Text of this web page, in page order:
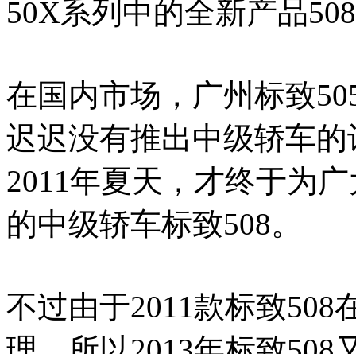
50X系列中的全新产品
在国内市场，广州标致
迟迟没有推出中级轿车
2011年夏天，才终于为
的中级轿车标致508。
不过由于2011款标致508